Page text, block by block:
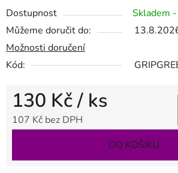
Dostupnost
Skladem
Můžeme doručit do:
Možnosti doručení
Kód:
130 Kč/ ks
107 Kč bez DPH
DO KOŠÍKU